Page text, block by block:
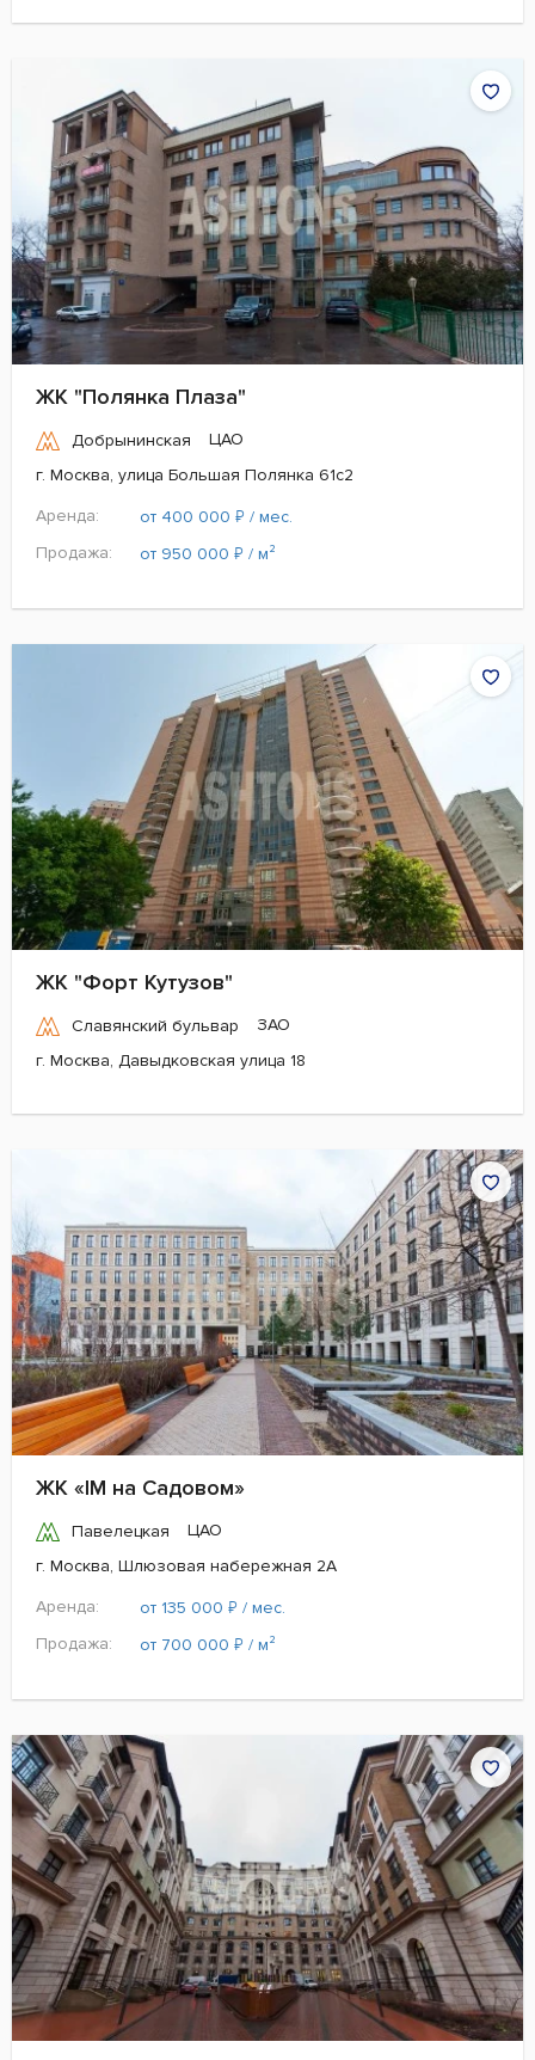
ЖК "Полянка Плаза"
Добрынинская
ЦАО
г. Москва, улица Большая Полянка 61с2
Аренда:
от 400 000 ₽ / мес.
Продажа:
от 950 000 ₽ / м²
ЖК "Форт Кутузов"
Славянский бульвар
ЗАО
г. Москва, Давыдковская улица 18
ЖК «IM на Садовом»
Павелецкая
ЦАО
г. Москва, Шлюзовая набережная 2А
Аренда:
от 135 000 ₽ / мес.
Продажа:
от 700 000 ₽ / м²